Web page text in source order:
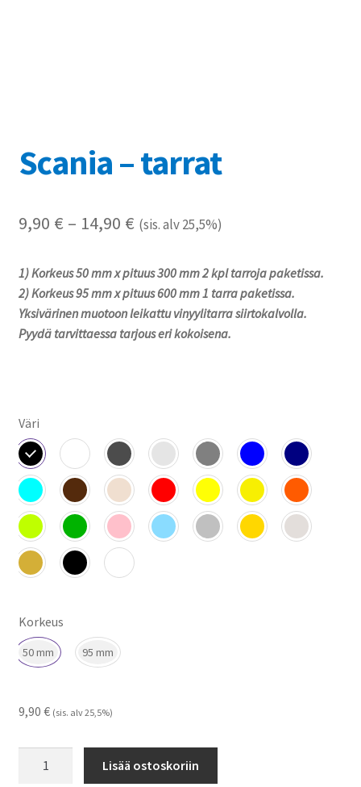
Teollisuus & Kiinteistö
Toimitusehdot
Värikartta
Kassa
Scania – tarrat
9,90 € – 14,90 €Hintaluokka:
-
14,90 €
(sis. alv 25,5%)
1) Korkeus 50 mm x pituus 300 mm 2 kpl tarroja paketissa.
2) Korkeus 95 mm x pituus 600 mm 1 tarra paketissa.
Yksivärinen muotoon leikattu vinyylitarra siirtokalvolla.
Pyydä tarvittaessa tarjous eri kokoisena.
Väri
Korkeus
50 mm 95 mm
9,90 € (sis. alv 25,5%)
Lisää ostoskoriin